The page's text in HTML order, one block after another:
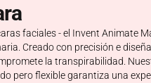
faciales - el Invent Animate
Creado con precisión e
la transpirabilidad.
pero flexible garantiza una